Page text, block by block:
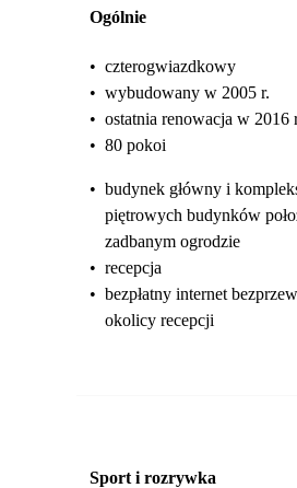
Ogólnie
• czterogwiazdkowy
• wybudowany w 2005 r.
• ostatnia renowacja w 2016
• 80 pokoi
• budynek główny i
piętrowych budynków
zadbanym ogrodzie
• recepcja
• bezpłatny internet
okolicy recepcji
Sport i rozrywka